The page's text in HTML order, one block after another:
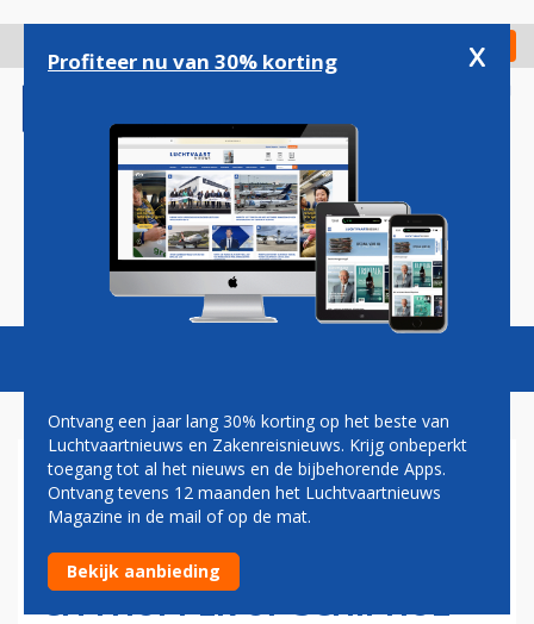
gaan
Check in
Magazine Podcasts Vacatures
PERSOON OM HET LEVEN
GEKOMEN IN
VLIEGTUIGMOTOR KLM
CITYHOPPER OP SCHIPHOL
Profiteer nu van 30% korting x
Ontvang een jaar lang 30% korting op het beste van
Luchtvaartnieuws en Zakenreisnieuws. Krijg onbeperkt
toegang tot al het nieuws en de bijbehorende Apps.
Ontvang tevens 12 maanden het Luchtvaartnieuws
Magazine in de mail of op de mat.
Bekijk aanbieding